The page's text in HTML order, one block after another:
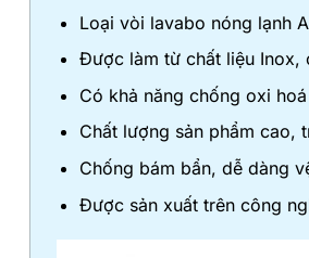
Loại vòi lavabo nóng lạnh
Được làm từ chất liệu Inox,
Có khả năng chống oxi
Chất lượng sản phẩm cao,
Chống bám bẩn, dễ dàng
Được sản xuất trên công